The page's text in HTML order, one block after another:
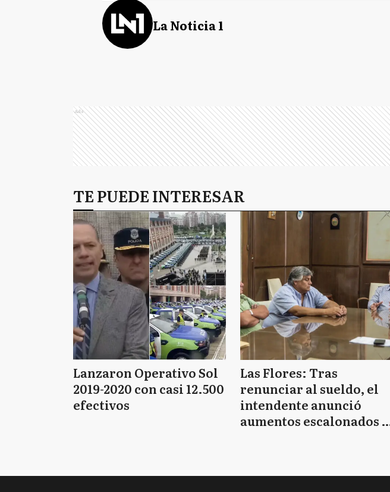
La Noticia 1
Ads
TE PUEDE INTERESAR
Lanzaron Operativo Sol
2019-2020 con casi 12.500
efectivos
Las Flores: Tras
renunciar al sueldo, el
intendente anunció
aumentos escalonados y